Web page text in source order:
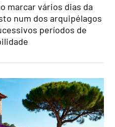
marcar vários dias da
num dos arquipélagos
períodos de